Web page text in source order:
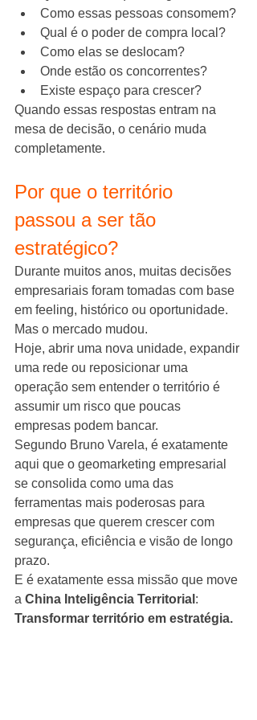
Como essas pessoas consomem?
Qual é o poder de compra local?
Como elas se deslocam?
Onde estão os concorrentes?
Existe espaço para crescer?
Quando essas respostas entram na
mesa de decisão, o cenário muda
completamente.
Por que o território
passou a ser tão
estratégico?
Durante muitos anos, muitas decisões
empresariais foram tomadas com base
em feeling, histórico ou oportunidade.
Mas o mercado mudou.
Hoje, abrir uma nova unidade, expandir
uma rede ou reposicionar uma
operação sem entender o território é
assumir um risco que poucas
empresas podem bancar.
Segundo Bruno Varela, é exatamente
aqui que o geomarketing empresarial
se consolida como uma das
ferramentas mais poderosas para
empresas que querem crescer com
segurança, eficiência e visão de longo
prazo.
E é exatamente essa missão que move
a China Inteligência Territorial :
Transformar território em estratégia.